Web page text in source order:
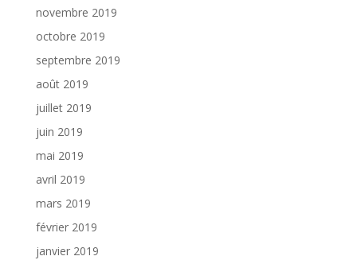
novembre 2019
octobre 2019
septembre 2019
août 2019
juillet 2019
juin 2019
mai 2019
avril 2019
mars 2019
février 2019
janvier 2019